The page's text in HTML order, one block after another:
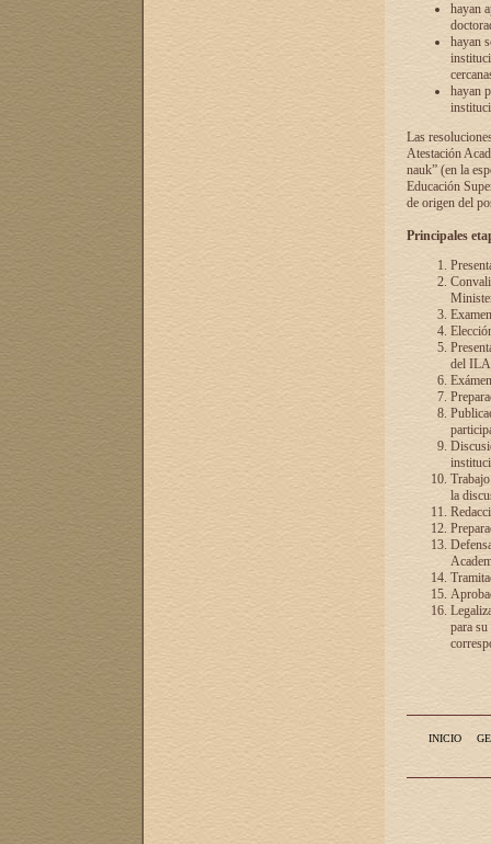
hayan
hayan
hayan
Las
Atestación
nauk” (en la
Educación
de origen del
Principales
del
la
para
INICIO